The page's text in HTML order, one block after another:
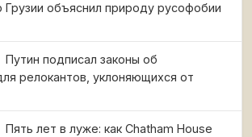
Грузии объяснил природу русофобии
Путин подписал законы об
релокантов, уклоняющихся от
Пять лет в луже: как Chatham House